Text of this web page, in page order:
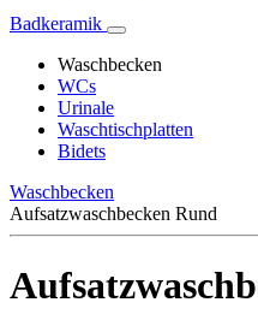
Badkeramik
Waschbecken
WCs
Urinale
Waschtischplatten
Bidets
Waschbecken
Aufsatzwaschbecken Rund